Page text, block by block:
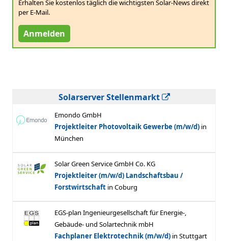
Erhalten Sie kostenlos täglich die wichtigsten Solar-News direkt
per E-Mail.
Anmelden
Solarserver Stellenmarkt